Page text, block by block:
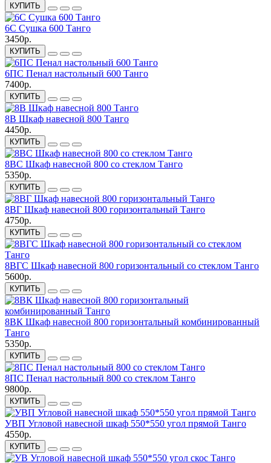
КУПИТЬ
6С Сушка 600 Танго
3450р.
КУПИТЬ
6ПС Пенал настольный 600 Танго
7400р.
КУПИТЬ
8В Шкаф навесной 800 Танго
4450р.
КУПИТЬ
8ВС Шкаф навесной 800 со стеклом Танго
5350р.
КУПИТЬ
8ВГ Шкаф навесной 800 горизонтальный Танго
4750р.
КУПИТЬ
8ВГC Шкаф навесной 800 горизонтальный со стеклом Танго
5600р.
КУПИТЬ
8ВК Шкаф навесной 800 горизонтальный комбинированный
Танго
5350р.
КУПИТЬ
8ПС Пенал настольный 800 со стеклом Танго
9800р.
КУПИТЬ
УВП Угловой навесной шкаф 550*550 угол прямой Танго
4550р.
КУПИТЬ